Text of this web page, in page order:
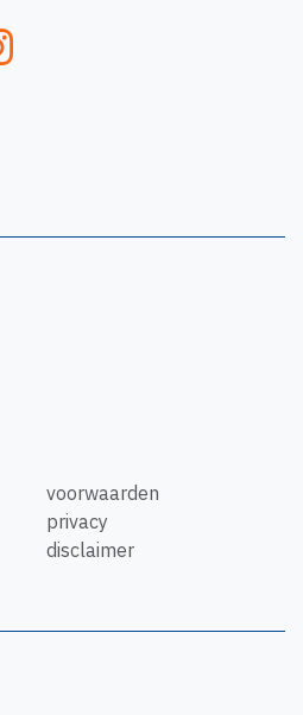
voorwaarden
privacy
disclaimer